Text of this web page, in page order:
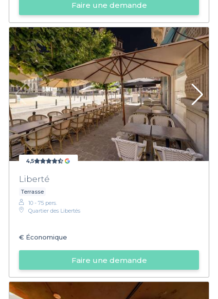
Faire une demande
4,5
Liberté
Terrasse
10 - 75 pers.
Quartier des Libertés
€ Économique
Faire une demande